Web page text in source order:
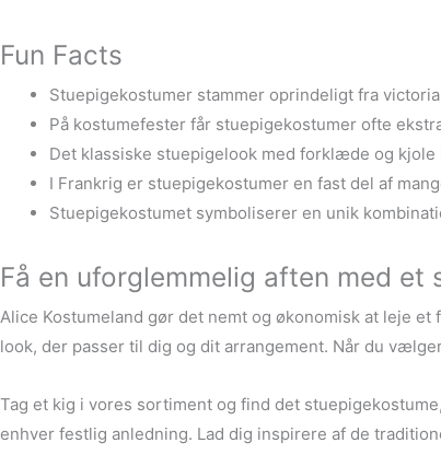
Fun Facts
Stuepigekostumer stammer oprindeligt fra
På kostumefester får stuepigekostumer ofte
Det klassiske stuepigelook med forklæde og
I Frankrig er stuepigekostumer en fast del af
Stuepigekostumet symboliserer en unik
Få en uforglemmelig aften med
Alice Kostumeland gør det nemt og økonomisk at leje
look, der passer til dig og dit arrangement. Når du
Tag et kig i vores sortiment og find det
enhver festlig anledning. Lad dig inspirere af de